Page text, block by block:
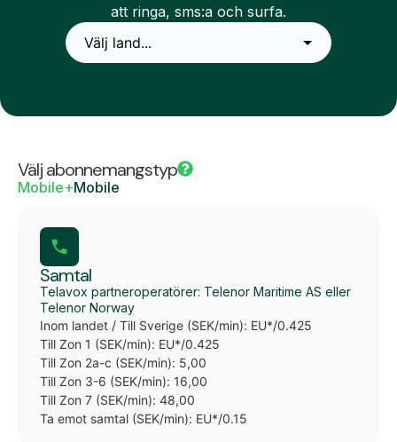
att ringa, sms:a och surfa.
Välj abonnemangstyp
Mobile+Mobile
Samtal
Telavox partneroperatörer: Telenor Maritime AS eller
Telenor Norway
Inom landet / Till Sverige (SEK/min): EU*/0.425
Till Zon 1 (SEK/min): EU*/0.425
Till Zon 2a-c (SEK/min): 5,00
Till Zon 3-6 (SEK/min): 16,00
Till Zon 7 (SEK/min): 48,00
Ta emot samtal (SEK/min): EU*/0.15